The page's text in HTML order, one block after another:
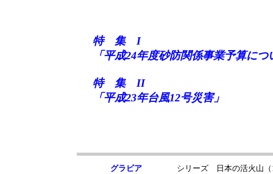
特 集 I
「平成24年度砂防関係事業予算につ
特 集 II
「平成23年台風12号災害」
グラビア
シリーズ 日本の活火山